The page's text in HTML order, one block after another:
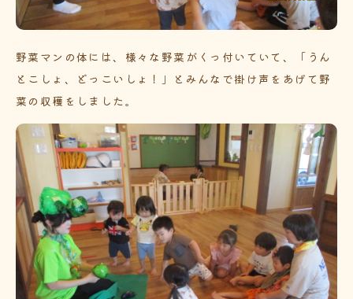
野菜マンの体には、様々な野菜がくっ付いていて、「うん
とこしょ、どっこいしょ！」とみんなで掛け声をあげて野
菜の収穫をしました。